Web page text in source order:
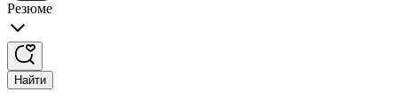
Резюме
Найти